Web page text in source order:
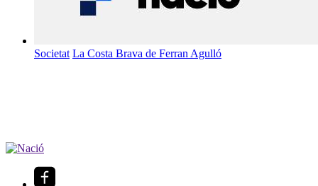
Societat La Costa Brava de Ferran Agulló